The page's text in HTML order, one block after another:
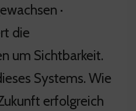
·
die
um Sichtbarkeit.
Systems. Wie
erfolgreich